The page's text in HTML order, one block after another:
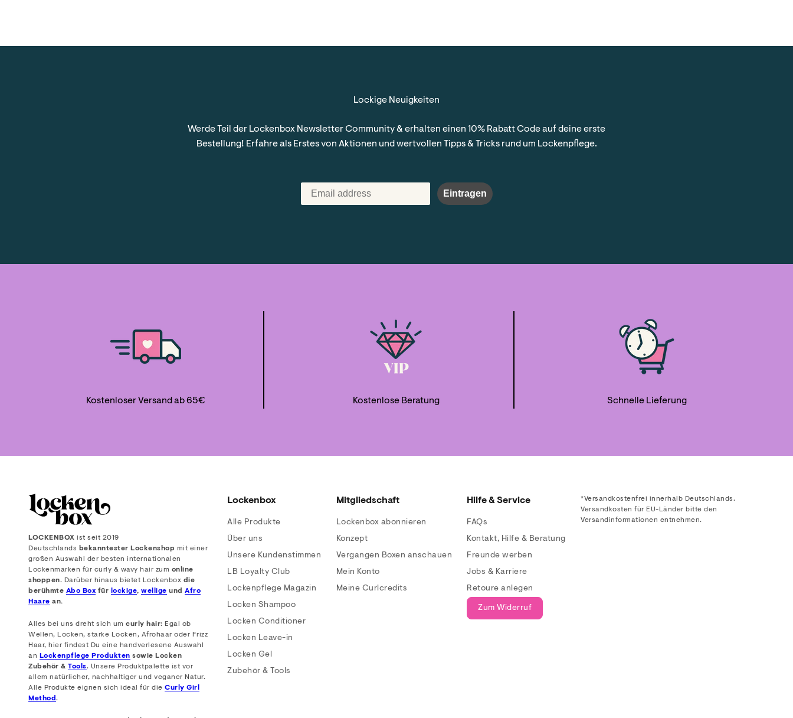
Lockige Neuigkeiten
Werde Teil der Lockenbox Newsletter Community & erhalten einen 10% Rabatt Code auf deine erste
Bestellung! Erfahre als Erstes von Aktionen und wertvollen Tipps & Tricks rund um Lockenpflege.
Eintragen
Kostenloser Versand ab 65€ Kostenlose Beratung Schnelle Lieferung
LOCKENBOX ist seit 2019
Deutschlands bekanntester Lockenshop mit einer
großen Auswahl der besten internationalen
Lockenmarken für curly & wavy hair zum online
shoppen. Darüber hinaus bietet Lockenbox die
berühmte Abo Box für lockige, wellige und Afro
Haare an.
Alles bei uns dreht sich um curly hair: Egal ob
Wellen, Locken, starke Locken, Afrohaar oder Frizz
Haar, hier findest Du eine handverlesene Auswahl
an Lockenpflege Produkten sowie Locken
Zubehör & Tools. Unsere Produktpalette ist vor
allem natürlicher, nachhaltiger und veganer Natur.
Alle Produkte eignen sich ideal für die Curly Girl
Method.
Lockenbox
Alle Produkte
Über uns
Unsere Kundenstimmen
LB Loyalty Club
Lockenpflege Magazin
Locken Shampoo
Locken Conditioner
Locken Leave-in
Locken Gel
Zubehör & Tools
Mitgliedschaft
Lockenbox abonnieren
Konzept
Vergangen Boxen anschauen
Mein Konto
Meine Curlcredits
Hilfe & Service
FAQs
Kontakt, Hilfe & Beratung
Freunde werben
Jobs & Karriere
Retoure anlegen
Zum Widerruf
*Versandkostenfrei innerhalb Deutschlands.
Versandkosten für EU-Länder bitte den
Versandinformationen entnehmen.